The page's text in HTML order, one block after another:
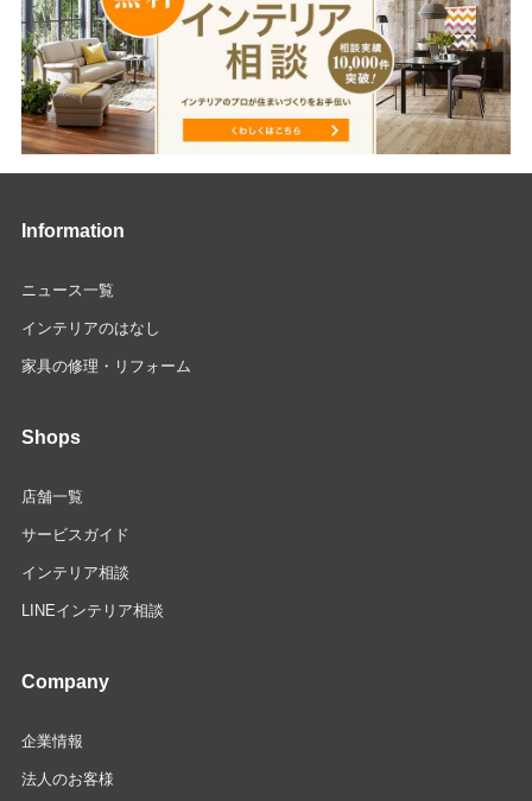
Information
ニュース一覧
インテリアのはなし
家具の修理・リフォーム
Shops
店舗一覧
サービスガイド
インテリア相談
LINEインテリア相談
Company
企業情報
法人のお客様